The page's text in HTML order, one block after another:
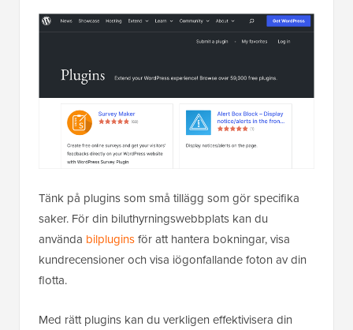
Tänk på plugins som små tillägg som gör specifika
saker. För din biluthyrningswebbplats kan du
använda bilpluginsför att hantera bokningar, visa
kundrecensioner och visa iögonfallande foton av din
flotta.
Med rätt plugins kan du verkligen effektivisera din